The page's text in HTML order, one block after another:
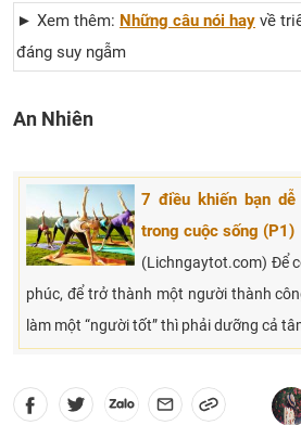
► Xem thêm: Những câu nói hay về
đáng suy ngẫm
An Nhiên
7 điều khiến bạn
trong cuộc sống (P1)
(Lichngaytot.com) Để
phúc, để trở thành một người thành
làm một “người tốt” thì phải dưỡng cả